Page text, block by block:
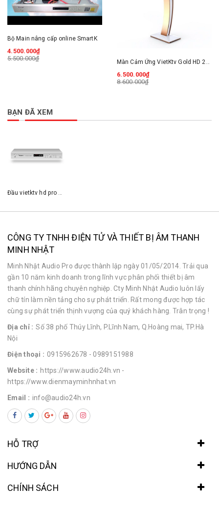
Bộ Main nâng cấp online SmartK
4.500.000₫
5.500.000₫
Màn Cảm Ứng VietKtv Gold HD 22 inch
6.500.000₫
8.600.000₫
BẠN ĐÃ XEM
Đầu vietktv hd pro 4Tb
CÔNG TY TNHH ĐIỆN TỬ VÀ THIẾT BỊ ÂM THANH
MINH NHẬT
Minh Nhật Audio Pro được thành lập ngày 01/05/2014. Trải qua
gần 10 năm kinh doanh trong lĩnh vực phân phối thiết bị âm
thanh chính hãng chuyên nghiệp. Cty Minh Nhật Audio luôn lấy
chữ tín làm nền tảng cho sự phát triển. Rất mong được hợp tác
cùng sự phát triển thịnh vượng của quý khách hàng. Trân trọng !
Địa chỉ : Số 38 phố Thúy Lĩnh, P.Lĩnh Nam, Q.Hoàng mai, TP.Hà
Nội
Điện thoại : 0915962678 - 0989151988
Website : https://www.audio24h.vn -
https://www.dienmayminhnhat.vn
Email : info@audio24h.vn
HỖ TRỢ
HƯỚNG DẪN
CHÍNH SÁCH